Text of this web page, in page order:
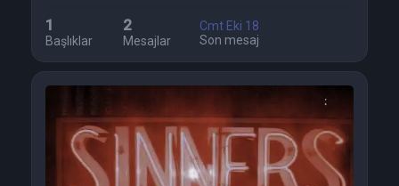
1
Başlıklar
2
Mesajlar
Cmt Eki 18
Son mesaj